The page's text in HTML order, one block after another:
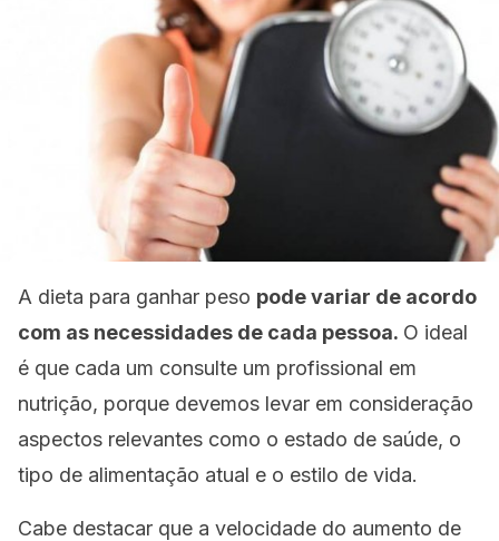
A dieta para ganhar peso pode variar de acordo
com as necessidades de cada pessoa. O ideal
é que cada um consulte um profissional em
nutrição, porque devemos levar em consideração
aspectos relevantes como o estado de saúde, o
tipo de alimentação atual e o estilo de vida.
Cabe destacar que a velocidade do aumento de